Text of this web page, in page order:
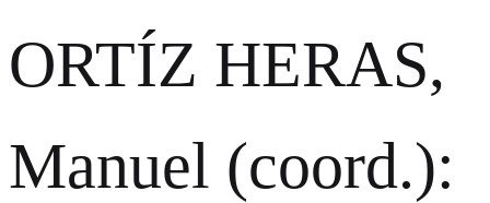
ORTÍZ HERAS,
Manuel (coord.):